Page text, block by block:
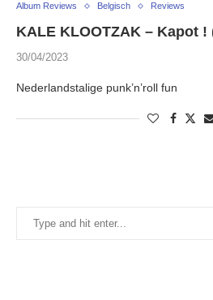
Album Reviews Belgisch Reviews
KALE KLOOTZAK – Kapot !
30/04/2023
Nederlandstalige punk’n’roll fun